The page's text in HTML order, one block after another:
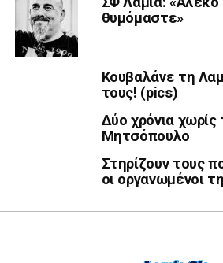
θυμόμαστε»
Κουβαλάνε τη
τους! (pics)
Δύο χρόνια χωρίς
Μητσόπουλο
Στηρίζουν τους
οι οργανωμένοι